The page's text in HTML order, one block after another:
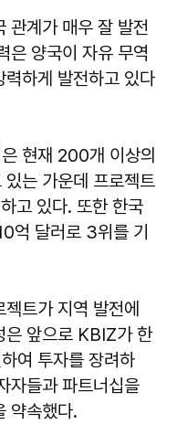
관계가 매우 잘 발전
은 양국이 자유 무역
하게 발전하고 있다
현재 200개 이상의
는 가운데 프로젝트
고 있다. 또한 한국
억 달러로 3위를 기
트가 지역 발전에
은 앞으로 KBIZ가 한
여 투자를 장려하
자들과 파트너십을
약속했다.